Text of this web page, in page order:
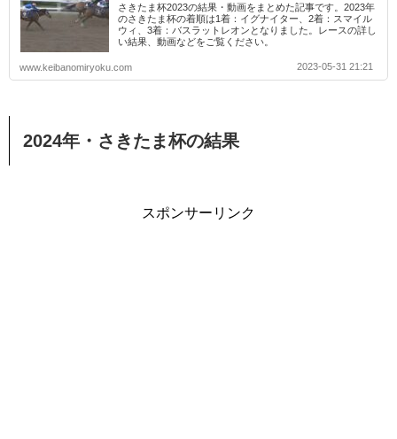
さきたま杯2023の結果・動画をまとめた記事です。2023年
のさきたま杯の着順は1着：イグナイター、2着：スマイル
ウィ、3着：バスラットレオンとなりました。レースの詳し
い結果、動画などをご覧ください。
www.keibanomiryoku.com 2023-05-31 21:21
2024年・さきたま杯の結果
スポンサーリンク